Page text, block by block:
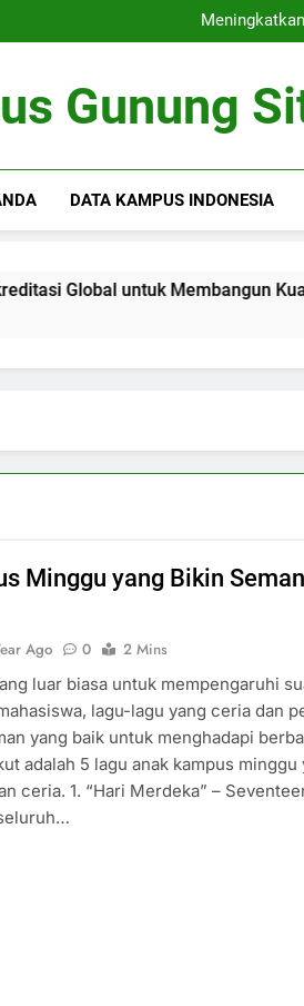
Gunung
DATA KAMPUS INDONESIA
untuk Membangun Kualitas
Minggu yang Bikin
Ago 0
2 Mins
luar biasa untuk mempengaruhi
lagu-lagu yang ceria dan
yang baik untuk menghadapi
adalah 5 lagu anak kampus minggu
ceria. 1. “Hari Merdeka” –